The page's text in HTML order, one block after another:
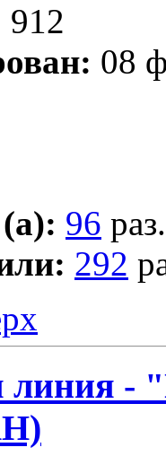
912
08
96 раз.
292
линия -